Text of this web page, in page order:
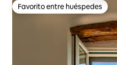
Favorito entre huéspedes
Favorito entre huéspedes